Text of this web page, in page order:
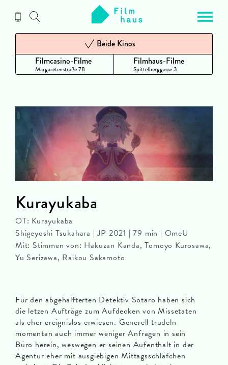
Inhalt
Filmcasino-Filme
Margaretenstraße 78
Beide Kinos
Filmhaus-Filme
Spittelberggasse 3
Für den abgehalfterten Detektiv Sotaro haben sich
die letzen Aufträge zum Aufdecken von Missetaten
als eher ereignislos erwiesen. Generell trudeln
momentan auch immer weniger Anfragen in sein
Büro herein, weswegen er seinen Aufenthalt in der
Agentur eher mit ausgiebigen Mittagsschläfchen
Kurayukaba
OT: Kurayukaba
Shigeyoshi Tsukahara | JP 2021 | 79 min | OmeU
Mit: Stimmen von: Hakuzan Kanda, Tomoyo Kurosawa,
Yu Serizawa, Raikou Sakamoto